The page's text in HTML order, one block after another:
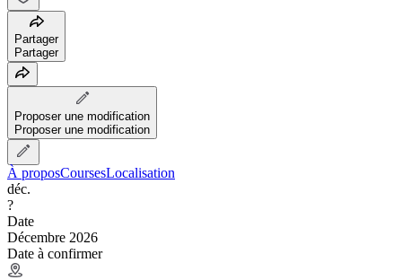
Partager
Partager
Proposer une modification
Proposer une modification
À proposCoursesLocalisation
déc.
?
Date
Décembre 2026
Date à confirmer